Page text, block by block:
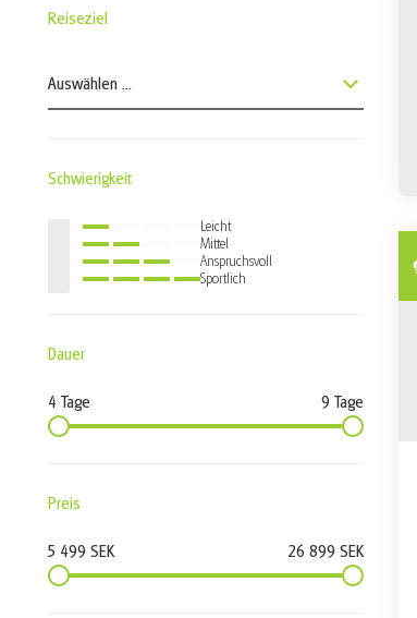
Reiseziel
Auswählen ...
Schwierigkeit
Leicht
Mittel
Anspruchsvoll
Sportlich
Dauer
4 Tage 9 Tage
Preis
5 499 SEK 26 899 SEK